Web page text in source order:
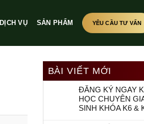
DỊCH VỤ SẢN PHẨM YÊU CẦU TƯ VẤN
BÀI VIẾT MỚI
ĐĂNG KÝ NGAY
HỌC CHUYÊN
SINH KHÓA K6 &